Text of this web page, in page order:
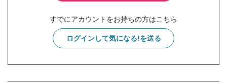
すでにアカウントをお持ちの方はこちら
ログインして気になる!を送る